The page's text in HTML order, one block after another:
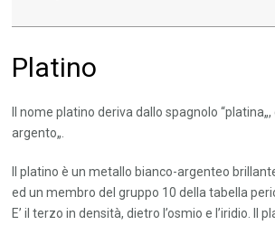
Platino
Il nome platino deriva dallo spagnolo
argento„.
Il platino è un metallo bianco-argenteo
ed un membro del gruppo 10 della tabella
E’ il terzo in densità, dietro l’osmio e l’iridio. Il